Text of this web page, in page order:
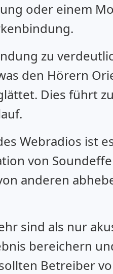
oder einem
zu
den Hörern
Dies führt
Webradios ist
von
anderen
sind als nur
bereichern
Betreiber